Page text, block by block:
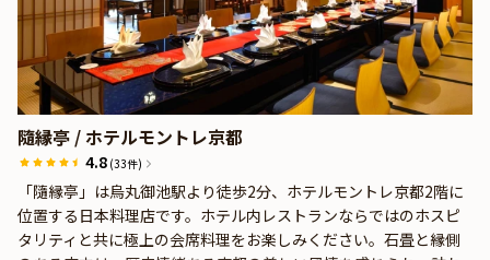
隨縁亭 / ホテルモントレ京都
4.8 (33件)
「隨縁亭」は烏丸御池駅より徒歩2分、ホテルモントレ京都2階に
位置する日本料理店です。ホテル内レストランならではのホスピ
タリティと共に極上の会席料理をお楽しみください。石畳と縁側